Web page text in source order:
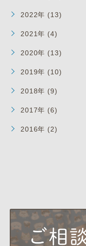
2022年 (13)
2021年 (4)
2020年 (13)
2019年 (10)
2018年 (9)
2017年 (6)
2016年 (2)